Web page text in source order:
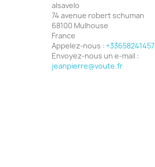
alsavelo
74 avenue robert schuman
68100 Mulhouse
France
Appelez-nous : +33658241457
Envoyez-nous un e-mail :
jeanpierre@voute.fr